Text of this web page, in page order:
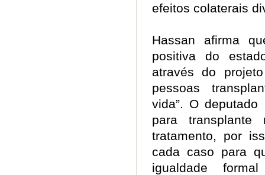
efeitos colaterais
Hassan afirma
positiva do
através do
pessoas
vida”. O
para
tratamento, por
cada caso para
igualdade